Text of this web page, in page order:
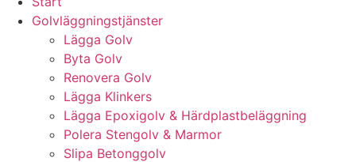
Golvläggningstjänster
Lägga Golv
Byta Golv
Renovera Golv
Lägga Klinkers
Lägga Epoxigolv & Härdplastbeläggning
Polera Stengolv & Marmor
Slipa Betonggolv